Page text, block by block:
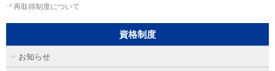
再取得制度について
資格制度
お知らせ